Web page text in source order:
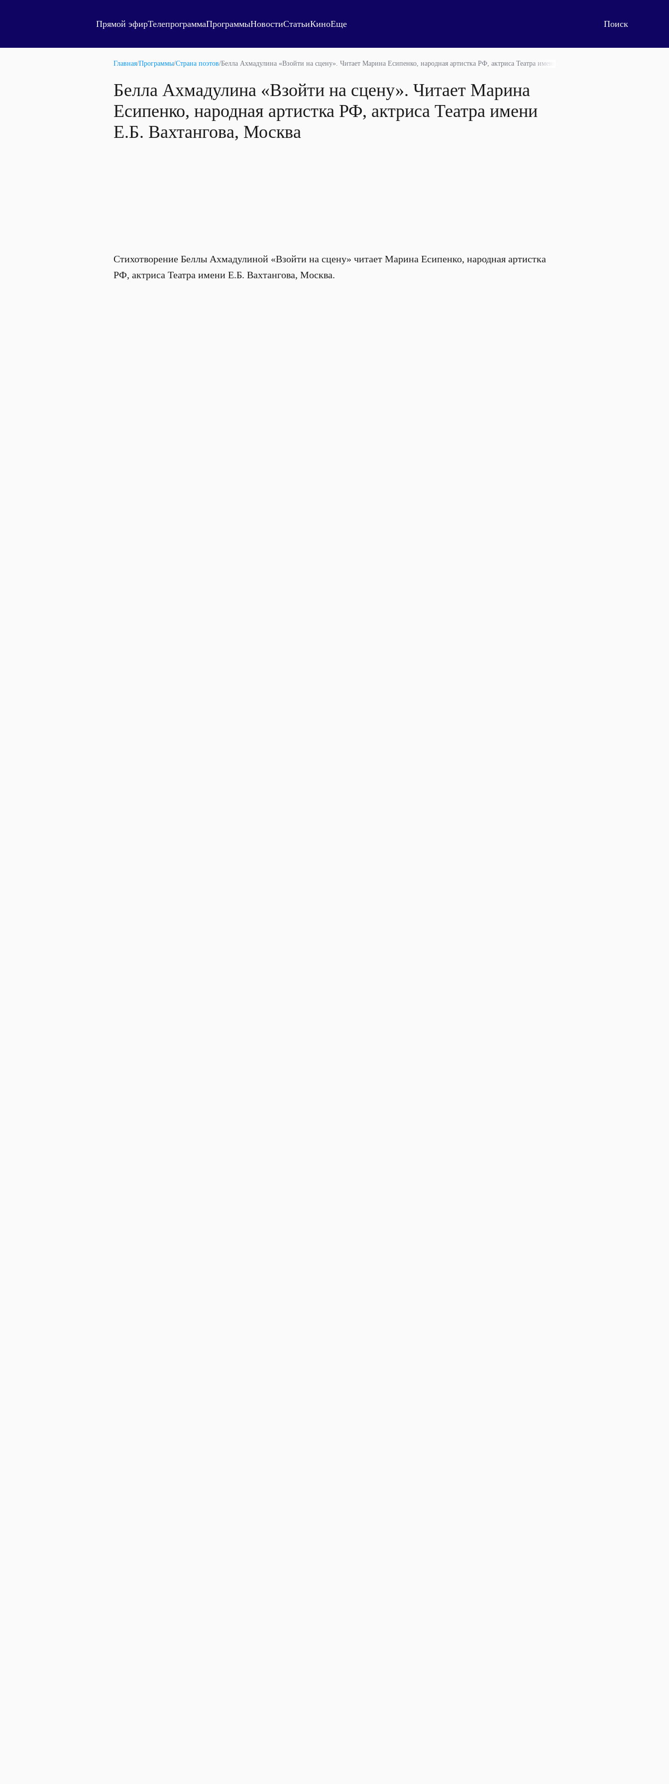
Прямой эфирТелепрограммаПрограммыНовостиСтатьиКиноЕще
Главная/Программы/Страна поэтов/Белла Ахмадулина «Взойти на сцену». Читает Марина Есипенко, народная артистка РФ, актриса Театра имени Е.Б. Вахтангова, Москва
Белла Ахмадулина «Взойти на сцену». Читает Марина
Есипенко, народная артистка РФ, актриса Театра имени
Е.Б. Вахтангова, Москва
Стихотворение Беллы Ахмадулиной «Взойти на сцену» читает Марина Есипенко, народная артистка
РФ, актриса Театра имени Е.Б. Вахтангова, Москва.